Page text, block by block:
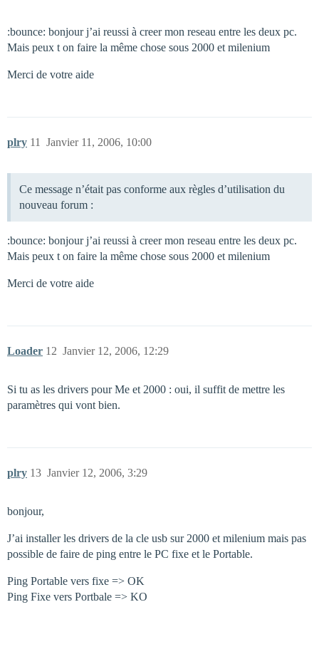
:bounce: bonjour j’ai reussi à creer mon reseau entre les deux pc.
Mais peux t on faire la même chose sous 2000 et milenium
Merci de votre aide
plry Janvier 11, 2006, 10:00
11
Ce message n’était pas conforme aux règles d’utilisation du
nouveau forum :
:bounce: bonjour j’ai reussi à creer mon reseau entre les deux pc.
Mais peux t on faire la même chose sous 2000 et milenium
Merci de votre aide
Loader Janvier 12, 2006, 12:29
12
Si tu as les drivers pour Me et 2000 : oui, il suffit de mettre les
paramètres qui vont bien.
plry Janvier 12, 2006, 3:29
13
bonjour,
J’ai installer les drivers de la cle usb sur 2000 et milenium mais pas
possible de faire de ping entre le PC fixe et le Portable.
Ping Portable vers fixe => OK
Ping Fixe vers Portbale => KO